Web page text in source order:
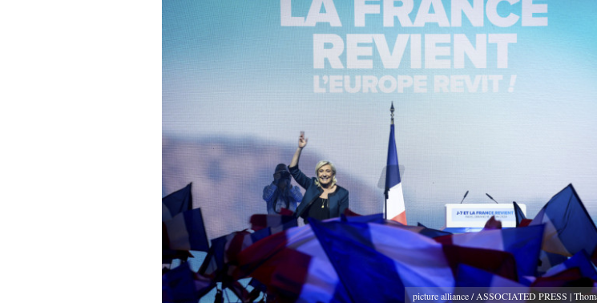
picture alliance / ASSOCIATED PRESS |